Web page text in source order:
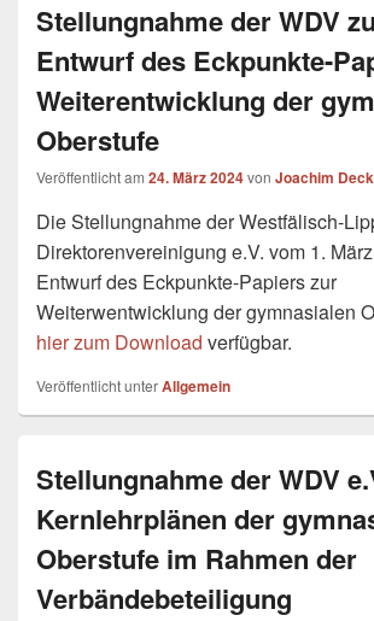
Stellungnahme der WDV
Entwurf des Eckpunkte-
Weiterentwicklung der
Oberstufe
Veröffentlicht am 24. März 2024von Joachim
Die Stellungnahme der Westfälisch-
Direktorenvereinigung e.V. vom 1.
Entwurf des Eckpunkte-Papiers zur
Weiterwentwicklung der gymnasialen
hier zum Download verfügbar.
Veröffentlicht unterAllgemein
Stellungnahme der WDV
Kernlehrplänen der
Oberstufe im Rahmen der
Verbändebeteiligung